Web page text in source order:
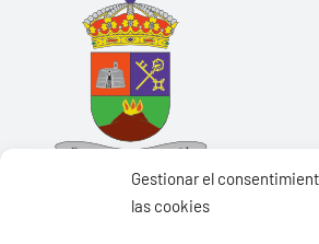
Gestionar el
las cookies